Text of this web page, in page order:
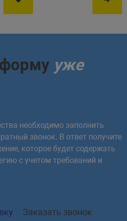
уже
необходимо заполнить
звонок. В ответ получите
которое будет содержать
с учетом требований и
Заказать звонок